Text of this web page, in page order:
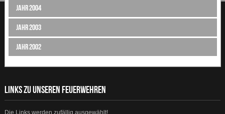
Jahr 2004
Jahr 2003
Jahr 2002
LINKS ZU UNSEREN FEUERWEHREN
Die Links werden zufällig ausgewählt!